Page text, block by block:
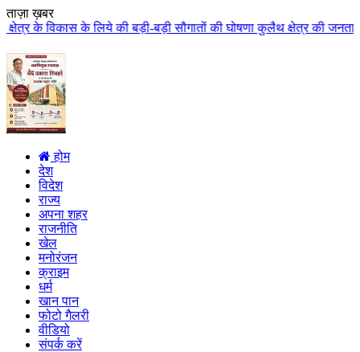
ताज़ा ख़बर
बड़ी सौगातों की घोषणा कुलैथ क्षेत्र की जनता ने मुख्यमंत्री डॉ. यादव
होम
देश
विदेश
राज्य
अपना शहर
राजनीति
खेल
मनोरंजन
क्राइम
धर्म
खान पान
फोटो गैलरी
वीडियो
संपर्क करें